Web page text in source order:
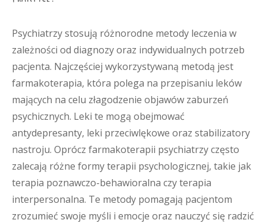
Psychiatrzy stosują różnorodne metody leczenia w
zależności od diagnozy oraz indywidualnych potrzeb
pacjenta. Najczęściej wykorzystywaną metodą jest
farmakoterapia, która polega na przepisaniu leków
mających na celu złagodzenie objawów zaburzeń
psychicznych. Leki te mogą obejmować
antydepresanty, leki przeciwlękowe oraz stabilizatory
nastroju. Oprócz farmakoterapii psychiatrzy często
zalecają różne formy terapii psychologicznej, takie jak
terapia poznawczo-behawioralna czy terapia
interpersonalna. Te metody pomagają pacjentom
zrozumieć swoje myśli i emocje oraz nauczyć się radzić